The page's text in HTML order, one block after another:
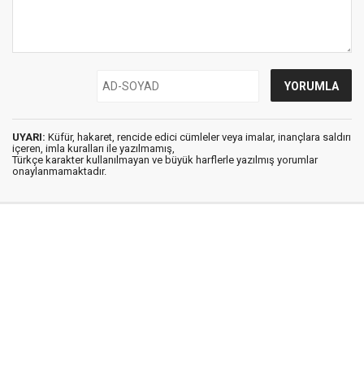
UYARI: Küfür, hakaret, rencide edici cümleler veya imalar, inançlara saldırı
içeren, imla kuralları ile yazılmamış,
Türkçe karakter kullanılmayan ve büyük harflerle yazılmış yorumlar
onaylanmamaktadır.